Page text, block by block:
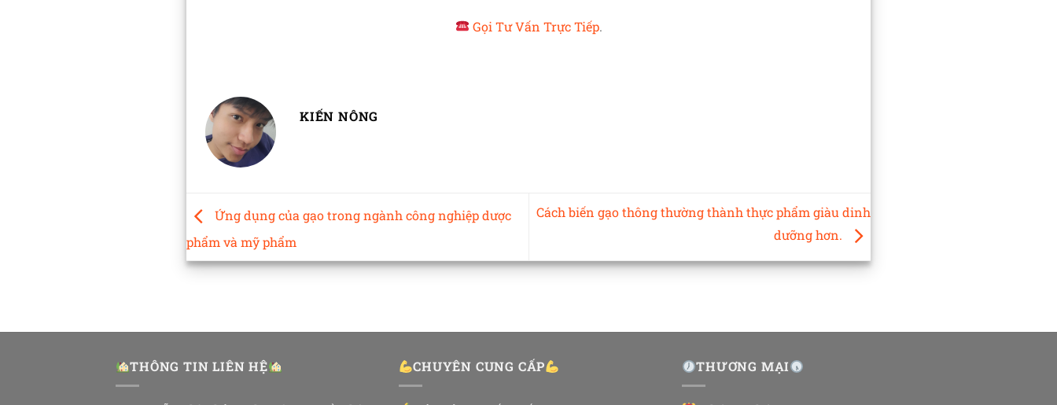
Gọi Tư Vấn Trực Tiếp.
KIẾN NÔNG
Ứng dụng của gạo trong ngành công nghiệp dược
phẩm và mỹ phẩm
Cách biến gạo thông thường thành thực phẩm giàu dinh
dưỡng hơn.
THÔNG TIN LIÊN HỆ CHUYÊN CUNG CẤP THƯƠNG MẠI